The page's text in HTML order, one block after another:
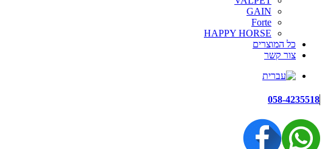
GAIN
Forte
HAPPY HORSE
כל המוצרים
צור קשר
058-4235518